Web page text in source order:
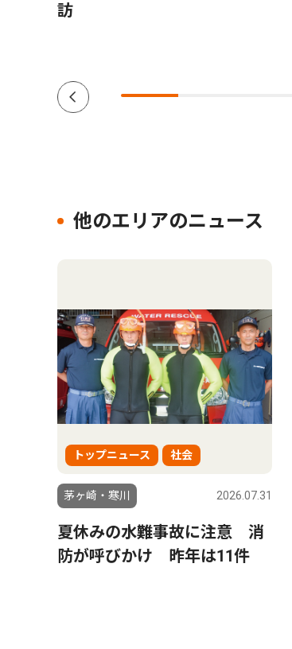
訪
他のエリアのニュース
トップニュース 社会
茅ヶ崎・寒川 2026.07.31
夏休みの水難事故に注意 消
防が呼びかけ 昨年は11件